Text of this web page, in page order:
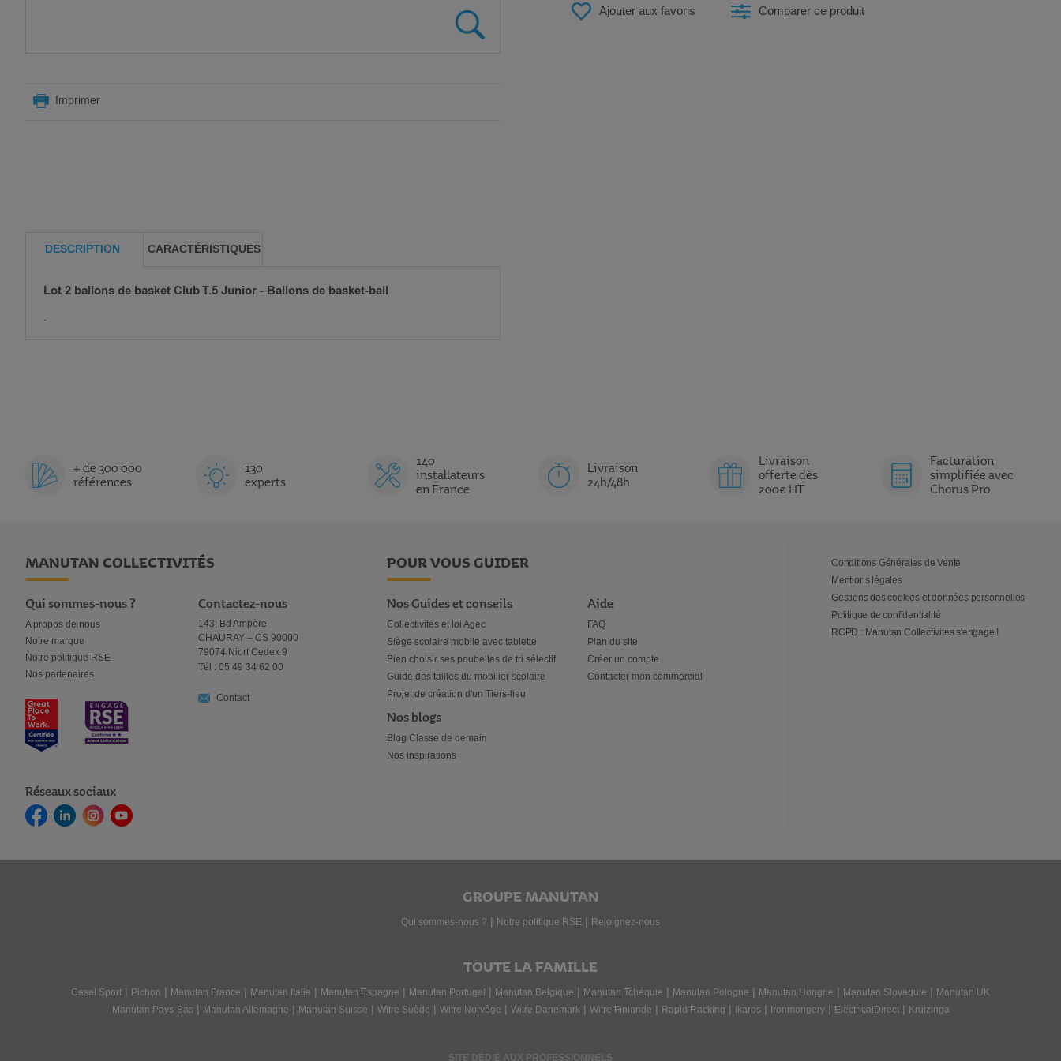
THE
Ajouter aux favoris Comparer ce produit
Imprimer
DESCRIPTION
Lot 2 ballons de basket Club T.5 Junior - Ballons de basket-ball
CARACTÉRISTIQUES
+ de 300 000
références
130
experts
140
installateurs
en France
Livraison
24h/48h
Livraison
offerte dès
200€ HT
Facturation
simplifiée avec
Chorus Pro
MANUTAN COLLECTIVITÉS
Qui sommes-nous ?
A propos de nous
Notre marque
Notre politique RSE
Nos partenaires
Réseaux sociaux
Contactez-nous
143, Bd Ampère
CHAURAY – CS 90000
79074 Niort Cedex 9
Tél : 05 49 34 62 00
Contact
POUR VOUS GUIDER
Nos Guides et conseils
Collectivités et loi Agec
Siège scolaire mobile avec tablette
Bien choisir ses poubelles de tri sélectif
Guide des tailles du mobilier scolaire
Projet de création d'un Tiers-lieu
Nos blogs
Blog Classe de demain
Nos inspirations
Aide
FAQ
Plan du site
Créer un compte
Contacter mon commercial
Conditions Générales de Vente
Mentions légales
Gestions des cookies et données personnelles
Politique de confidentialité
RGPD : Manutan Collectivités s'engage !
GROUPE MANUTAN
Qui sommes-nous ? | Notre politique RSE | Rejoignez-nous
TOUTE LA FAMILLE
Casal Sport | Pichon | Manutan France | Manutan Italie | Manutan Espagne | Manutan Portugal | Manutan Belgique | Manutan Tchéquie | Manutan Pologne | Manutan Hongrie | Manutan Slovaquie | Manutan UK
Manutan Pays-Bas | Manutan Allemagne | Manutan Suisse | Witre Suède | Witre Norvège | Witre Danemark| Witre Finlande | Rapid Racking | Ikaros | Ironmongery| ElectricalDirect| Kruizinga
SITE DÉDIÉ AUX PROFESSIONNELS